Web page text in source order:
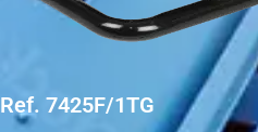
Ref. 7425F/1TG